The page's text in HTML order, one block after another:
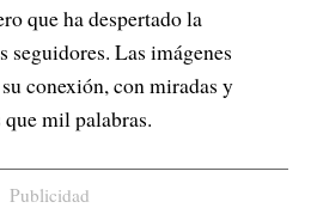
que ha despertado la
seguidores. Las imágenes
conexión, con miradas y
que mil palabras.
Publicidad